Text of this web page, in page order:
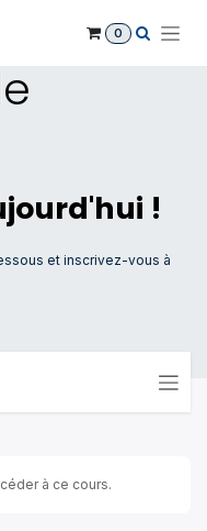
0
!
et inscrivez-vous à
à ce cours.